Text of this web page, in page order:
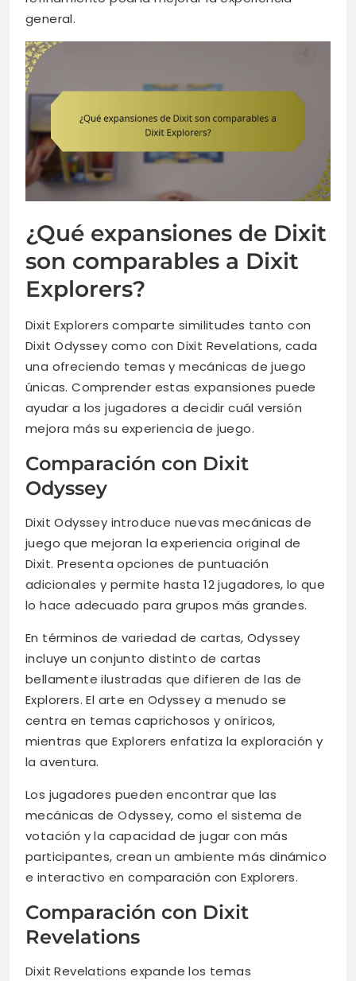
general.
¿Qué expansiones de Dixit
son comparables a Dixit
Explorers?
Dixit Explorers comparte similitudes tanto con
Dixit Odyssey como con Dixit Revelations, cada
una ofreciendo temas y mecánicas de juego
únicas. Comprender estas expansiones puede
ayudar a los jugadores a decidir cuál versión
mejora más su experiencia de juego.
Comparación con Dixit
Odyssey
Dixit Odyssey introduce nuevas mecánicas de
juego que mejoran la experiencia original de
Dixit. Presenta opciones de puntuación
adicionales y permite hasta 12 jugadores, lo que
lo hace adecuado para grupos más grandes.
En términos de variedad de cartas, Odyssey
incluye un conjunto distinto de cartas
bellamente ilustradas que difieren de las de
Explorers. El arte en Odyssey a menudo se
centra en temas caprichosos y oníricos,
mientras que Explorers enfatiza la exploración y
la aventura.
Los jugadores pueden encontrar que las
mecánicas de Odyssey, como el sistema de
votación y la capacidad de jugar con más
participantes, crean un ambiente más dinámico
e interactivo en comparación con Explorers.
Comparación con Dixit
Revelations
Dixit Revelations expande los temas